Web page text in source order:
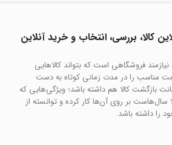
کالا، بررسی، انتخاب و خرید آنلاین
فروشگاهی است که بتواند کالاهایی
مناسب را در مدت زمانی کوتاه به دست
بازگشت کالا هم داشته باشد؛ ویژگی‌هایی که
سال‌هاست بر روی آن‌ها کار کرده و توانسته از
را داشته باشد.